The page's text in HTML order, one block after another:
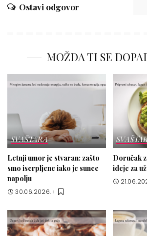
Ostavi odgovor
MOŽDA TI SE
SVAŠTARA
Letnji umor je stvaran: zašto
smo iscrpljene iako je sunce
napolju
30.06.2026.
Doručak
ideje za